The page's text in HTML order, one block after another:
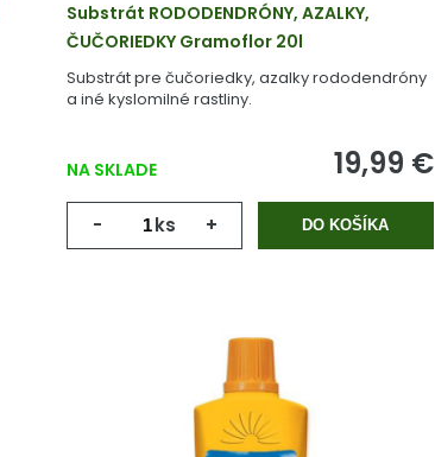
Substrát RODODENDRÓNY, AZALKY,
ČUČORIEDKY Gramoflor 20l
Substrát pre čučoriedky, azalky rododendróny
a iné kyslomilné rastliny.
NA SKLADE 19,99 €
- ks + DO KOŠÍKA